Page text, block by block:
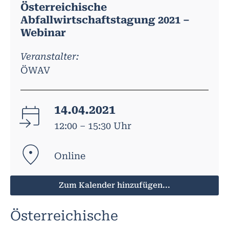
Österreichische
Abfallwirtschaftstagung 2021 –
Webinar
Veranstalter:
ÖWAV
14.04.2021
12:00 – 15:30 Uhr
Online
Zum Kalender hinzufügen...
Österreichische